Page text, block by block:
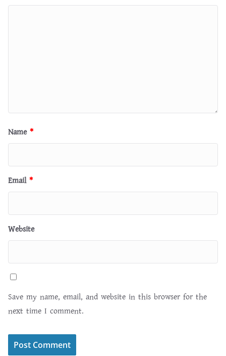
Name *
Email *
Website
Save my name, email, and website in this browser for the
next time I comment.